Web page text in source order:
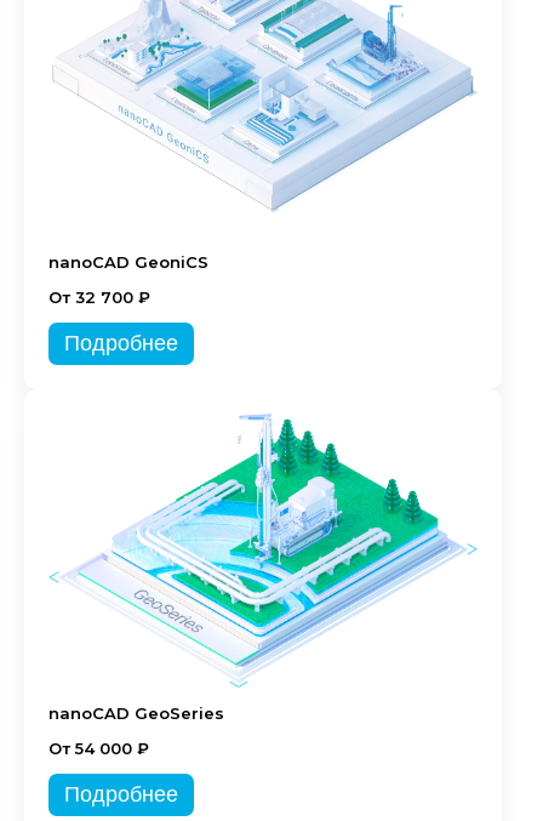
nanoCAD GeoniCS
От 32 700 ₽
Подробнее
nanoCAD GeoSeries
От 54 000 ₽
Подробнее